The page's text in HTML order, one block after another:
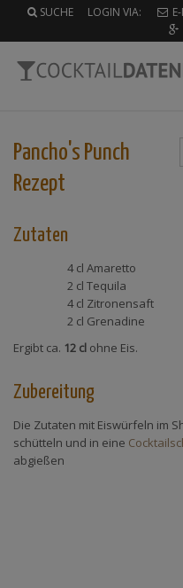
SUCHE LOGIN VIA:
Pancho's Punch
Rezept
Zutaten
4 cl Amaretto
2 cl Tequila
4 cl Zitronensaft
2 cl Grenadine
Ergibt ca. 12 cl ohne Eis.
Zubereitung
Die Zutaten mit Eiswürfeln im
schütteln und in eine
abgießen